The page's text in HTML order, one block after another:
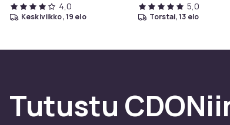
4,0
keskiviikko, 19 elo
5,0
torstai, 13 elo
Tutustu